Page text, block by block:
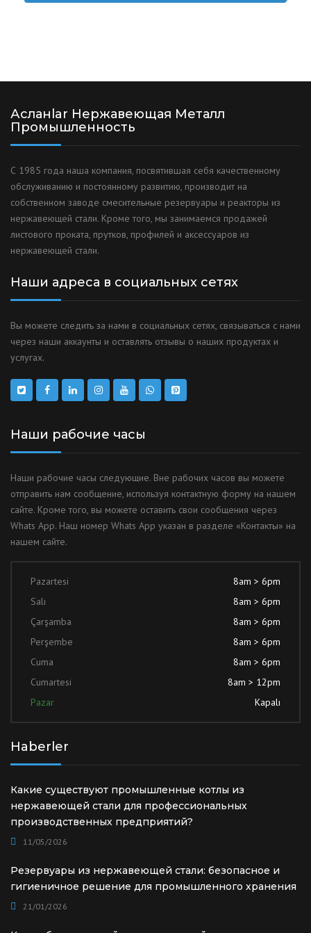
Асланlar Нержавеющая Металл
Промышленность
С 1985 года наша компания, посвятившая себя качественному
обслуживанию и постоянному развитию, производит на
собственном заводе смесительные резервуары и реакторы из
нержавеющей стали. Кроме того, мы занимаемся продажей
листового проката, прутков, профилей и аксессуаров из
нержавеющей стали.
Наши адреса в социальных сетях
Вы можете следить за нами в социальных сетях, связываться с нами
через наши аккаунты и оставлять отзывы о наших продуктах и
услугах.
Наши рабочие часы
Наши рабочие часы следующие. Вне рабочих часов вы можете
отправить нам сообщение, используя контактную форму на нашем
сайте. Кроме того, вы можете оставить свои сообщения через
Whats App. Наш номер Whats App указан в разделе «Контакты» на
нашем сайте.
Pazartesi
8am > 6pm
Salı
8am > 6pm
Çarşamba
8am > 6pm
Perşembe
8am > 6pm
Cuma
8am > 6pm
Cumartesi
8am > 12pm
Pazar
Kapalı
Haberler
Какие существуют промышленные котлы из
нержавеющей стали для профессиональных
производственных предприятий?
11/05/2026
Резервуары из нержавеющей стали: безопасное и
гигиеничное решение для промышленного хранения
21/01/2026